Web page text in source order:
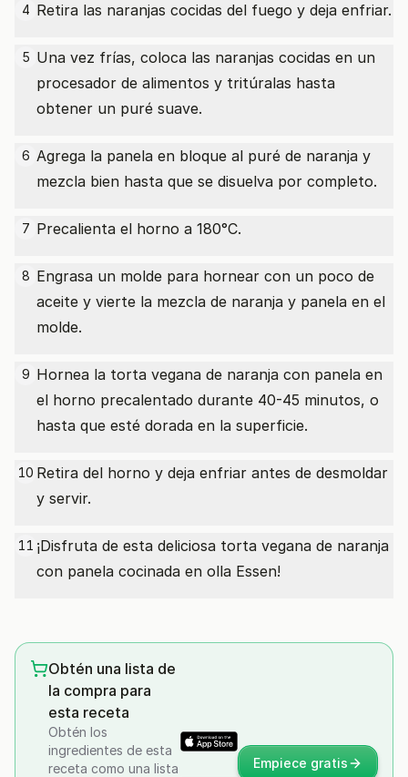
4 Retira las naranjas cocidas del fuego y deja enfriar.
5 Una vez frías, coloca las naranjas cocidas en un
procesador de alimentos y tritúralas hasta
obtener un puré suave.
6 Agrega la panela en bloque al puré de naranja y
mezcla bien hasta que se disuelva por completo.
7 Precalienta el horno a 180°C.
8 Engrasa un molde para hornear con un poco de
aceite y vierte la mezcla de naranja y panela en el
molde.
9 Hornea la torta vegana de naranja con panela en
el horno precalentado durante 40-45 minutos, o
hasta que esté dorada en la superficie.
10 Retira del horno y deja enfriar antes de desmoldar
y servir.
11 ¡Disfruta de esta deliciosa torta vegana de naranja
con panela cocinada en olla Essen!
Obtén una lista de
la compra para
esta receta
Obtén los
ingredientes de esta
receta como una lista
Empiece gratis